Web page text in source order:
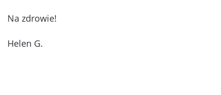
Na zdrowie!
Helen G.